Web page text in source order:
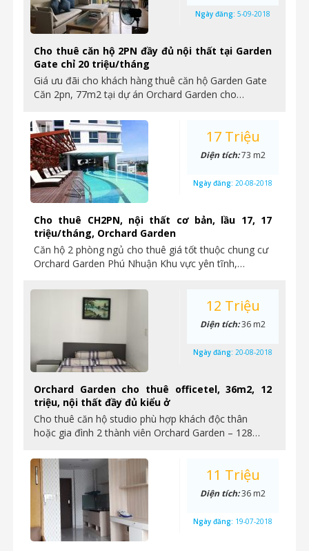
Cho thuê căn hộ 2PN đầy đủ nội thất tại Garden
Gate chỉ 20 triệu/tháng
Giá ưu đãi cho khách hàng thuê căn hộ Garden Gate
Căn 2pn, 77m2 tại dự án Orchard Garden cho…
Ngày đăng: 5-09-2018
Cho thuê CH2PN, nội thất cơ bản, lầu 17, 17
triệu/tháng, Orchard Garden
Căn hộ 2 phòng ngủ cho thuê giá tốt thuộc chung cư
Orchard Garden Phú Nhuận Khu vực yên tĩnh,…
17 Triệu
Diện tích:73 m2
Ngày đăng: 20-08-2018
Orchard Garden cho thuê officetel, 36m2, 12
triệu, nội thất đầy đủ kiểu ở
Cho thuê căn hộ studio phù hợp khách độc thân
hoặc gia đình 2 thành viên Orchard Garden – 128…
12 Triệu
Diện tích:36 m2
Ngày đăng: 20-08-2018
11 Triệu
Diện tích:36 m2
Ngày đăng: 19-07-2018